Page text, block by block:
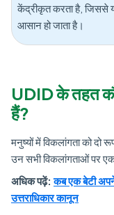
केंद्रीकृत करता है, जिससे
आसान हो जाता है।
UDID के तहत
हैं?
मनुष्यों में विकलांगता को दो
उन सभी विकलांगताओं पर एक
अधिक पढ़ें:कब एक बेटी अपने
उत्तराधिकार कानून